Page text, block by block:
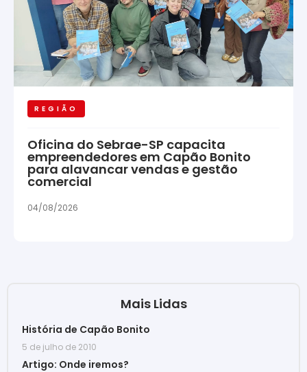
REGIÃO
Oficina do Sebrae-SP capacita
empreendedores em Capão Bonito
para alavancar vendas e gestão
comercial
04/08/2026
Mais Lidas
História de Capão Bonito
5 de julho de 2010
Artigo: Onde iremos?